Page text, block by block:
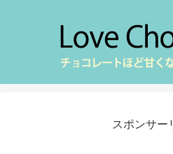
スポンサー